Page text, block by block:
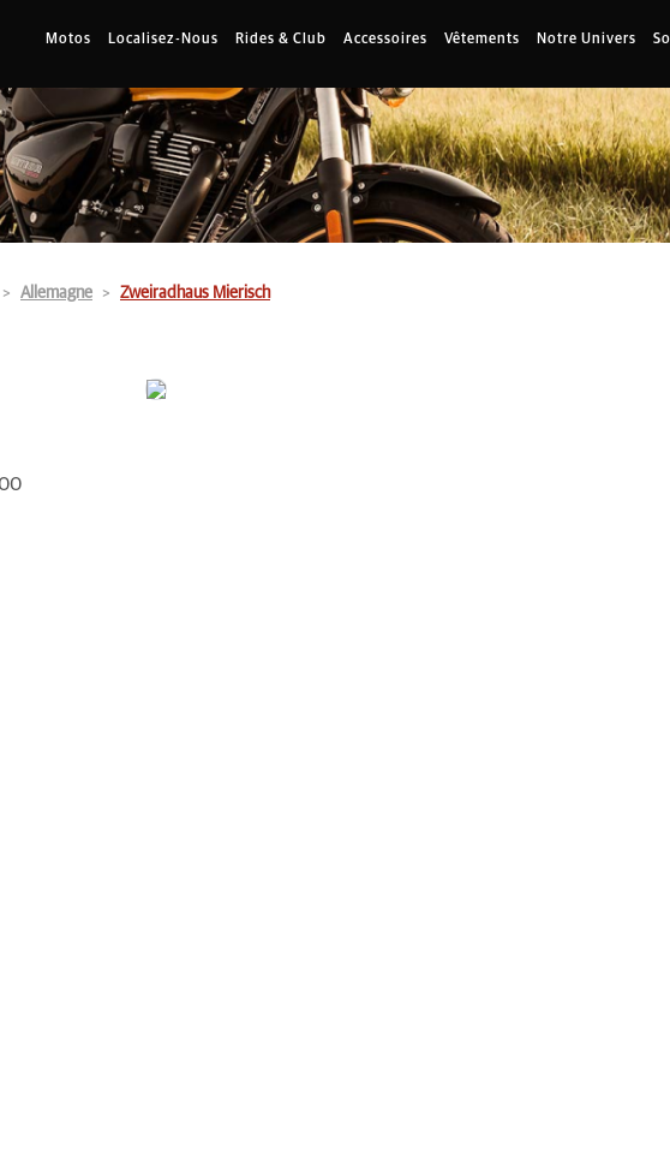
Motos Localisez-Nous Rides & Club Accessoires Vêtements Notre Univers
Allemagne Zweiradhaus Mierisch